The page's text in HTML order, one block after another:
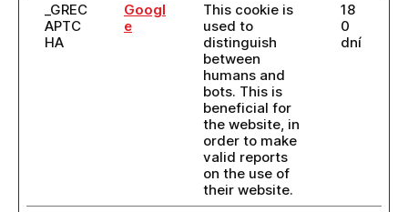
_GREC
APTC
HA
Googl
e
This cookie is
used to
distinguish
between
humans and
bots. This is
beneficial for
the website, in
order to make
valid reports
on the use of
their website.
18
0
dní